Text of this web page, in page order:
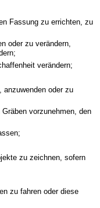
Fassung zu errichten, zu
oder zu verändern,
verändern;
anzuwenden oder zu
vorzunehmen, den
zu zeichnen, sofern
zu fahren oder diese